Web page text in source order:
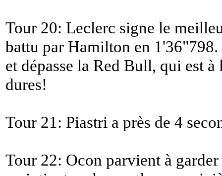
Tour 20: Leclerc signe le
battu par Hamilton en
et dépasse la Red Bull, qui est à
dures!
Tour 21: Piastri a près de 4
Tour 22: Ocon parvient à